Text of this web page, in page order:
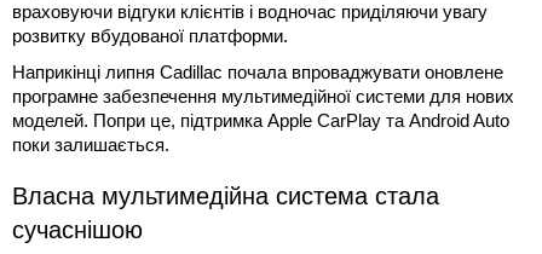
враховуючи відгуки клієнтів і водночас приділяючи увагу
розвитку вбудованої платформи.
Наприкінці липня Cadillac почала впроваджувати оновлене
програмне забезпечення мультимедійної системи для нових
моделей. Попри це, підтримка Apple CarPlay та Android Auto
поки залишається.
Власна мультимедійна система стала
сучаснішою